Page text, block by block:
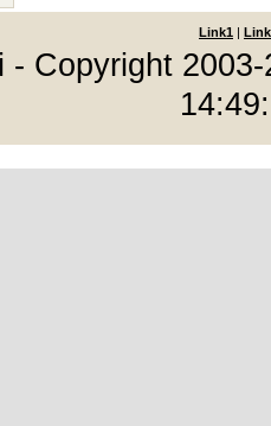
Link1 |
- Copyright